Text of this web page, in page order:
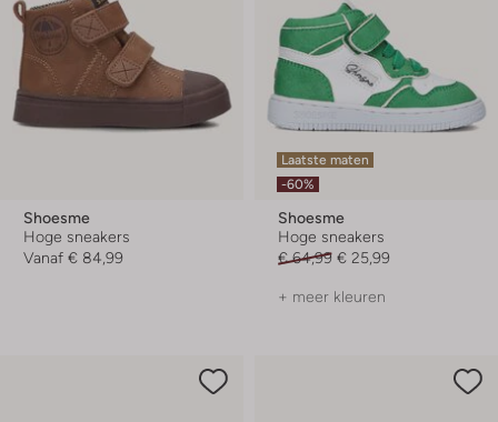
Shoesme
Hoge sneakers
Vanaf € 84,99
Laatste maten
-60%
Shoesme
Hoge sneakers
€ 64,99 € 25,99
+ meer kleuren